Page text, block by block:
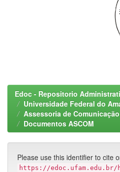
Edoc - Repositorio
Universidade Federal do
Assessoria de Comunicação
Documentos ASCOM
Please use this identifier to cite
https://edoc.ufam.edu.br/